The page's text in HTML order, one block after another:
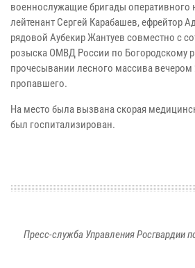
военнослужащие бригады оперативного
лейтенант Сергей Карабашев, ефрейтор
рядовой Аубекир Жантуев совместно с
розыска ОМВД России по Богородскому
прочесывании лесного массива
пропавшего.
На место была вызвана скорая
был госпитализирован.
Пресс-служба Управления Росгвардии